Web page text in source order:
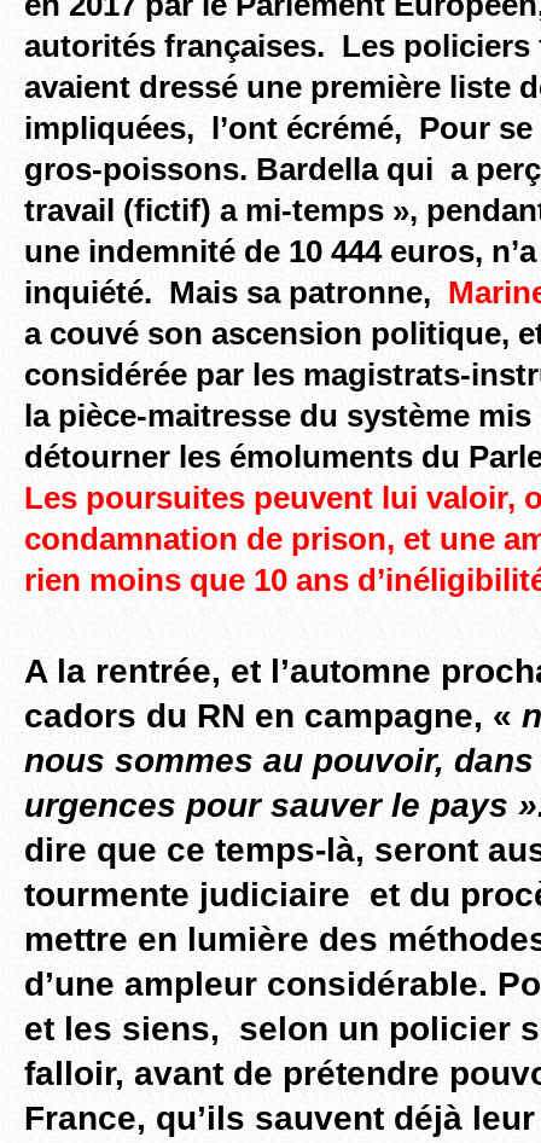
autorités françaises. Les policiers
avaient dressé une première liste
impliquées,
l’ont écrémé, Pour
gros-poissons. Bardella qui a
travail (fictif) a mi-temps »,
une indemnité de 10 444 euros,
inquiété. Mais sa patronne,
a couvé son ascension politique,
considérée par les magistrats-
la pièce-maitresse du système
détourner les émoluments du
Les poursuites peuvent lui valoir,
condamnation de prison, et une
rien moins que 10 ans
A la rentrée, et l’automne
cadors du RN en campagne, «
nous sommes au pouvoir,
urgences pour sauver le pays
dire que ce temps-là, seront
tourmente judiciaire et du
mettre en lumière des
d’une ampleur considérable.
et les siens, selon un policier
falloir, avant de prétendre
France, qu’ils sauvent déjà